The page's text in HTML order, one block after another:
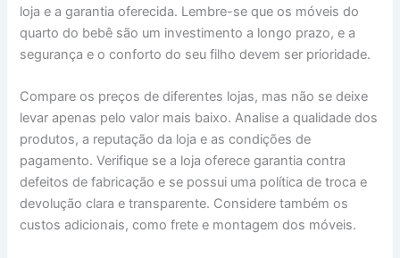
loja e a garantia oferecida. Lembre-se que os móveis do
quarto do bebê são um investimento a longo prazo, e a
segurança e o conforto do seu filho devem ser prioridade.
Compare os preços de diferentes lojas, mas não se deixe
levar apenas pelo valor mais baixo. Analise a qualidade dos
produtos, a reputação da loja e as condições de
pagamento. Verifique se a loja oferece garantia contra
defeitos de fabricação e se possui uma política de troca e
devolução clara e transparente. Considere também os
custos adicionais, como frete e montagem dos móveis.